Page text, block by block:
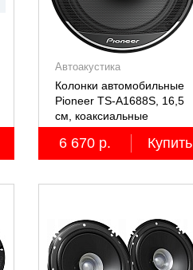
Автоакустика
Колонки автомобильные
Pioneer TS-A1688S, 16,5
см, коаксиальные
четырёхполосные, 2 шт.
6 670 р. Купить